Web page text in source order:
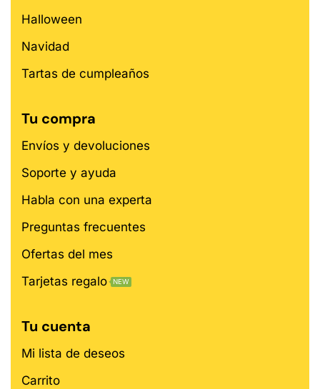
Halloween
Navidad
Tartas de cumpleaños
Tu compra
Envíos y devoluciones
Soporte y ayuda
Habla con una experta
Preguntas frecuentes
Ofertas del mes
Tarjetas regalo
NEW
Tu cuenta
Mi lista de deseos
Carrito